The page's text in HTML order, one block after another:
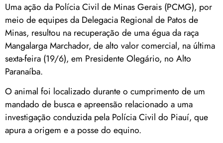
Uma ação da Polícia Civil de Minas Gerais (PCMG), por
meio de equipes da Delegacia Regional de Patos de
Minas, resultou na recuperação de uma égua da raça
Mangalarga Marchador, de alto valor comercial, na última
sexta-feira (19/6), em Presidente Olegário, no Alto
Paranaíba.
O animal foi localizado durante o cumprimento de um
mandado de busca e apreensão relacionado a uma
investigação conduzida pela Polícia Civil do Piauí, que
apura a origem e a posse do equino.